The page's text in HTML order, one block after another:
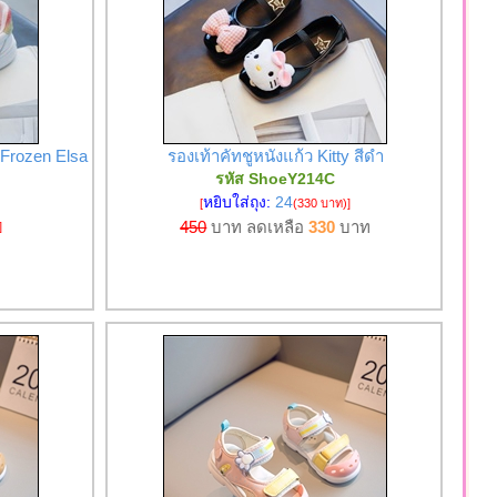
Elsa รองเท้าคัทชูหนังแก้ว Kitty สีดำ
รหัส ShoeY214C
[หยิบใส่ถุง: 24(330 บาท)]
450บาท ลดเหลือ330 บาท